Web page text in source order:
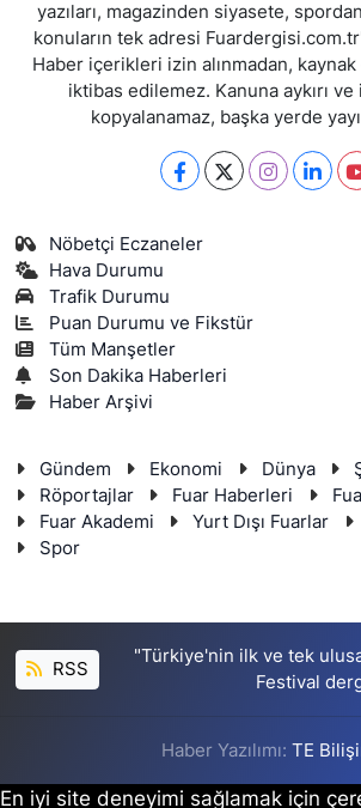
yazıları, magazinden siyasete,
konuların tek adresi
Haber içerikleri izin alınmadan,
iktibas edilemez. Kanuna aykırı
kopyalanamaz, başka yerde
Nöbetçi Eczaneler
Hava Durumu
Trafik Durumu
Puan Durumu ve Fikstür
Tüm Manşetler
Son Dakika Haberleri
Haber Arşivi
Gündem Ekonomi Dünya
Röportajlar
Fuar Haberleri
Fuar Akademi
Yurt Dışı Fuarlar
Spor
RSS
"Türkiye'nin ilk ve tek
Festival
Haber Yazılımı: TE
En iyi site deneyimi sağlamak için